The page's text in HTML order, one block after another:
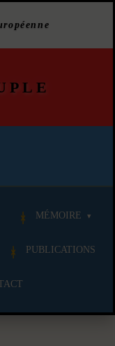
MÉMOIRE
PUBLICATIONS